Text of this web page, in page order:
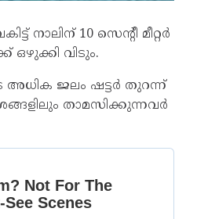
10 സെൻ്റീ മീറ്റർ
ഒഴുക്കി വിടും.
അധിക ജലം ഷട്ടര്‍ തുറന്ന്
താമസിക്കുന്നവര്‍